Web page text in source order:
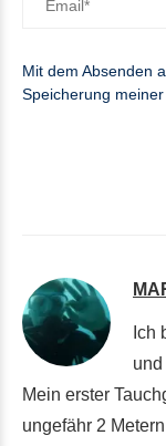
Mit dem Absenden
Speicherung
Ich
Mein erster
ungefähr 2